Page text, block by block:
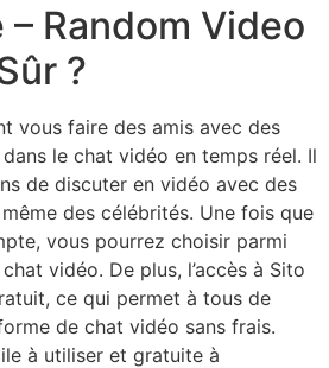
– Random Video
?
vous faire des amis avec des
le chat vidéo en temps réel. Il
de discuter en vidéo avec des
des célébrités. Une fois que
vous pourrez choisir parmi
vidéo. De plus, l’accès à Sito
ce qui permet à tous de
de chat vidéo sans frais.
à utiliser et gratuite à